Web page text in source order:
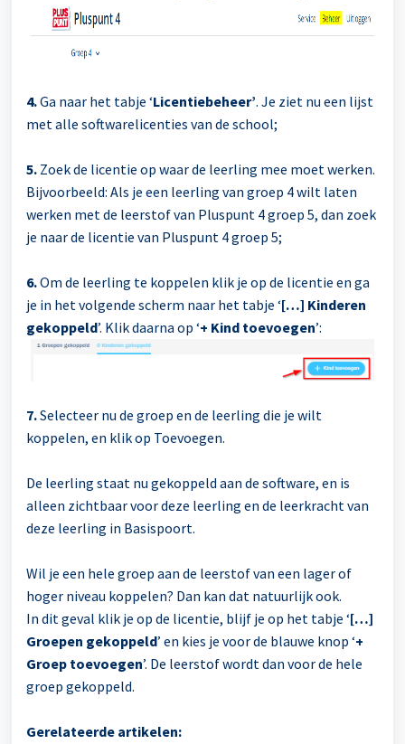
4.Ga naar het tabje ‘Licentiebeheer’. Je ziet nu een lijst
met alle softwarelicenties van de school;
5. Zoek de licentie op waar de leerling mee moet werken.
Bijvoorbeeld: Als je een leerling van groep 4 wilt laten
werken met de leerstof van Pluspunt 4 groep 5, dan zoek
je naar de licentie van Pluspunt 4 groep 5;
6.Om de leerling te koppelen klik je op de licentie en ga
je in het volgende scherm naar het tabje ‘[…] Kinderen
gekoppeld’. Klik daarna op ‘+ Kind toevoegen’:
7.Selecteer nu de groep en de leerling die je wilt
koppelen, en klik op Toevoegen.
De leerling staat nu gekoppeld aan de software, en is
alleen zichtbaar voor deze leerling en de leerkracht van
deze leerling in Basispoort.
Wil je een hele groep aan de leerstof van een lager of
hoger niveau koppelen? Dan kan dat natuurlijk ook.
In dit geval klik je op de licentie, blijf je op het tabje ‘[…]
Groepen gekoppeld’ en kies je voor de blauwe knop ‘+
Groep toevoegen’. De leerstof wordt dan voor de hele
groep gekoppeld.
Gerelateerde artikelen: